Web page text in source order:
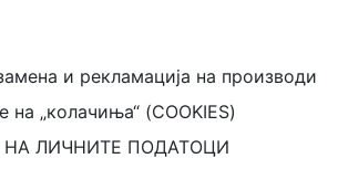
и рекламација на производи
„колачиња“ (COOKIES)
ЛИЧНИТЕ ПОДАТОЦИ